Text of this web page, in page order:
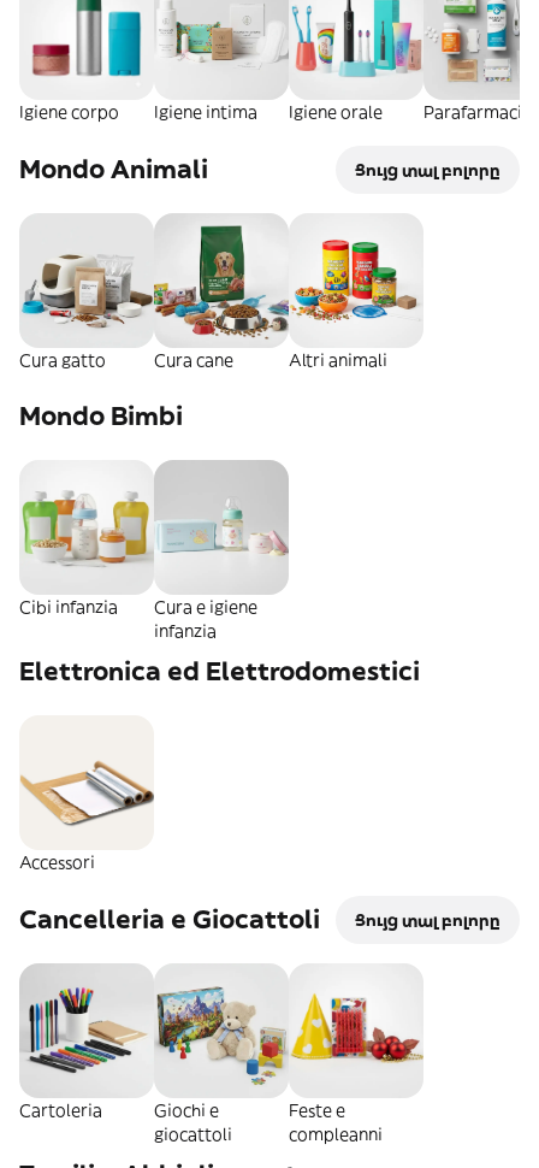
Igiene corpo Igiene intima Igiene orale Parafarmacia
Mondo Animali Ցույց տալ բոլորը
Cura gatto Cura cane Altri animali
Mondo Bimbi
Cibi infanzia
Cura e igiene
infanzia
Elettronica ed Elettrodomestici
Accessori
Cancelleria e Giocattoli Ցույց տալ բոլորը
Cartoleria
Giochi e
giocattoli
Feste e
compleanni